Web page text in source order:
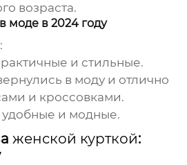
возраста.
моде в 2024 году
и стильные.
в моду и отлично
и кроссовками.
и модные.
женской курткой: